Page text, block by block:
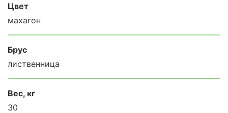
Цвет
махагон
Брус
лиственница
Вес, кг
30